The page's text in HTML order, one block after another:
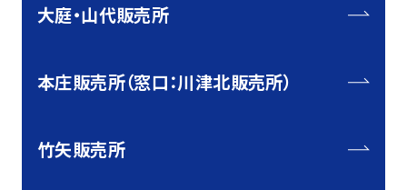
大庭・山代販売所
本庄販売所（窓口：川津北販売所）
竹矢販売所